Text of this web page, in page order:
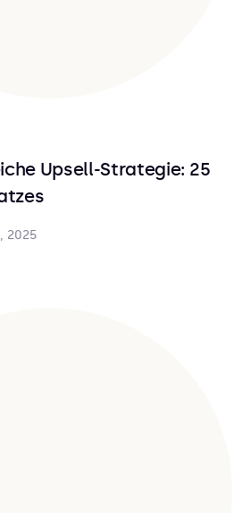
Upsell-Strategie: 25
2025